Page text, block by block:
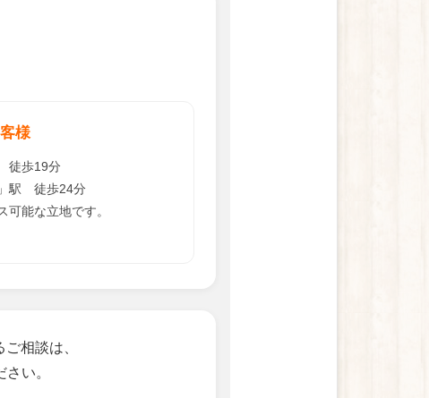
様
徒歩19分
」駅 徒歩24分
可能な立地です。
相談は、
い。